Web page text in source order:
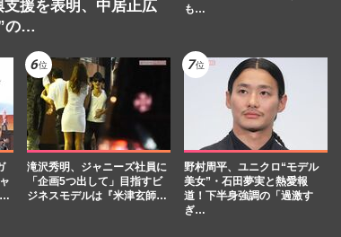
援を表明、中居正広
の…
も…
…
滝沢秀明、ジャニーズ社員に
「企画5つ出して」目指すビ
ジネスモデルは『米津玄師…
野村周平、ユニクロ“モデル
美女”・石田夢実と熱愛報
道！下半身強調の「過激す
ぎ…